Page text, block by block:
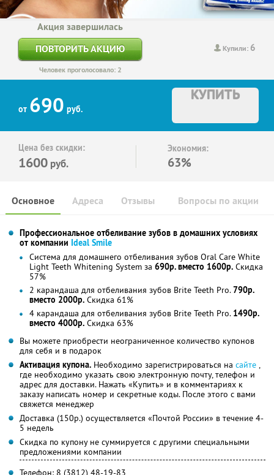
Купили: 6
Акция завершилась
ПОВТОРИТЬ АКЦИЮ
Человек проголосовало: 2
от 690 руб.
КУПИТЬ
Цена без скидки:
1600 руб.
Экономия:
63%
Основное Отзывы Вопросы по акции
Адреса
Профессиональное отбеливание зубов в домашних условиях
от компании Ideal Smile
Система для домашнего отбеливания зубов Oral Care White
Light Teeth Whitening System за 690р. вместо 1600р. Скидка
57%
2 карандаша для отбеливания зубов Brite Teeth Pro.790р.
вместо 2000р. Скидка 61%
4 карандаша для отбеливания зубов Brite Teeth Pro. 1490р.
вместо 4000р. Скидка 63%
Вы можете приобрести неограниченное количество купонов
для себя и в подарок
Активация купона. Необходимо зарегистрироваться на сайте ,
где необходимо указать свою электронную почту, телефон и
адрес для доставки. Нажать «Купить» и в комментариях к
заказу написать номер и секретные коды. После этого с вами
свяжется менеджер
Доставка (150р.) осуществляется «Почтой России» в течение 4-
5 недель
Скидка по купону не суммируется с другими специальными
предложениями компании
Телефон: 8 (3812) 48-19-83